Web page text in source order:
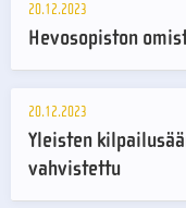
20.12.2023
Hevosopiston
20.12.2023
Yleisten
vahvistettu